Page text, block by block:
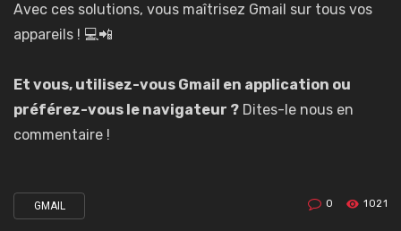
Avec ces solutions, vous maîtrisez Gmail sur tous vos
appareils ! 💻📲
Et vous, utilisez-vous Gmail en application ou
préférez-vous le navigateur ? Dites-le nous en
commentaire !
Tagged
GMAIL 0 1021